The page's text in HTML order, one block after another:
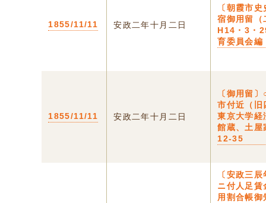
1855/11/11 安政二年十月二日
〔朝霞市
宿御用留（
H14・3・
育委員会編
1855/11/11 安政二年十月二日
〔御用留
市付近（旧
東京大学経
館蔵、土屋
12-35
〔安政三
ニ付人足賃
用割合帳御